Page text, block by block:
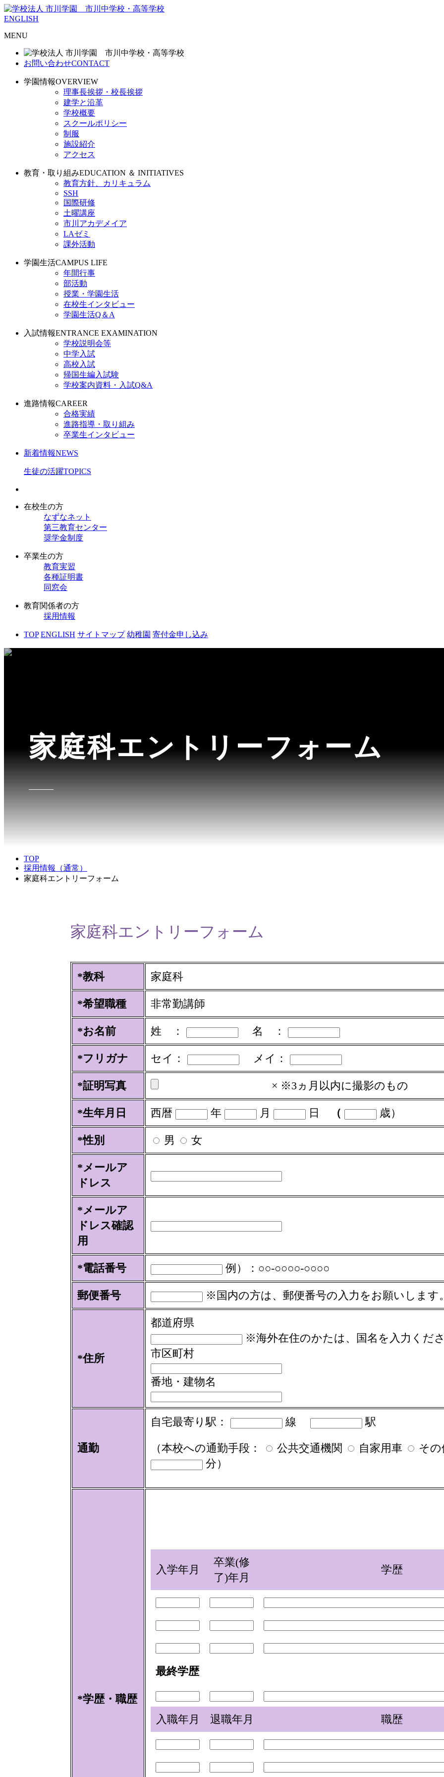
ENGLISH
MENU
お問い合わせCONTACT
学園情報OVERVIEW
理事長挨拶・校長挨拶
建学と沿革
学校概要
スクールポリシー
制服
施設紹介
アクセス
教育・取り組みEDUCATION ＆ INITIATIVES
教育方針、カリキュラム
SSH
国際研修
土曜講座
市川アカデメイア
LAゼミ
課外活動
学園生活CAMPUS LIFE
年間行事
部活動
授業・学園生活
在校生インタビュー
学園生活Q＆A
入試情報ENTRANCE EXAMINATION
学校説明会等
中学入試
高校入試
帰国生編入試験
学校案内資料・入試Q&A
進路情報CAREER
合格実績
進路指導・取り組み
卒業生インタビュー
新着情報NEWS
生徒の活躍TOPICS
在校生の方
なずなネット
第三教育センター
奨学金制度
卒業生の方
教育実習
各種証明書
同窓会
教育関係者の方
採用情報
TOP ENGLISH サイトマップ 幼稚園 寄付金申し込み
家庭科エントリーフォーム
TOP
採用情報（通常）
家庭科エントリーフォーム
家庭科エントリーフォーム
*教科 家庭科
*希望職種 非常勤講師
*お名前 姓 ： 名 ：
*フリガナ セイ： メイ：
*証明写真 × ※3ヵ月以内に撮影のもの
*生年月日 西暦 年 月 日 （ 歳）
*性別 男 女
*メールア
ドレス
*メールア
ドレス確認
用
*電話番号 例）：○○-○○○○-○○○○
郵便番号 ※国内の方は、郵便番号の入力をお願いします
*住所
都道府県
※海外在住のかたは、国名を入力くだ
市区町村
番地・建物名
通勤
自宅最寄り駅： 線 駅
（本校への通勤手段： 公共交通機関 自家用車
その
分）
*学歴・職歴
入学年月
卒業(修
了)年月
学歴
最終学歴
入職年月 退職年月 職歴